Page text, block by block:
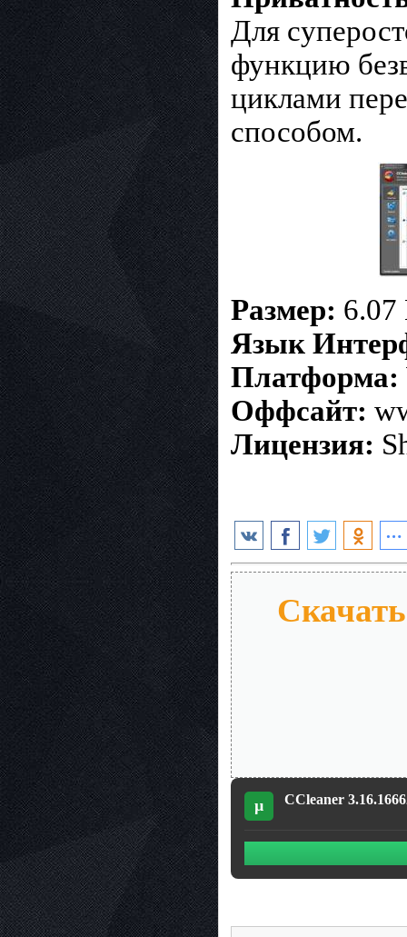
Для
функцию
циклами
способом.
Размер: 6.07
Язык
Платформа:
Оффсайт:
Лицензия:
µ CCleaner